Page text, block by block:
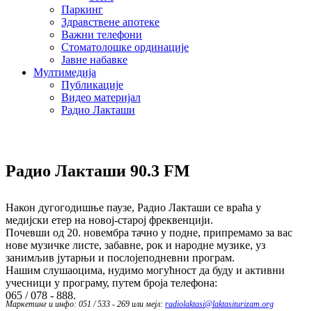
Паркинг
Здравствене апотеке
Важни телефони
Стоматолошке ординације
Јавне набавке
Мултимедија
Публикације
Видео материјал
Радио Лакташи
Радио Лакташи 90.3 FM
Након дугогодишње паузе, Радио Лакташи се враћа у
медијски етер на новој-старој фреквенцији.
Почевши од 20. новембра тачно у подне, припремамо за вас
нове музичке листе, забавне, рок и народне музике, уз
занимљив јутарњи и послојеподневни програм.
Нашим слушаоцима, нудимо могућност да буду и активни
учесници у програму, путем броја телефона:
065 / 078 - 888.
Маркетинг и инфо: 051 / 533 - 269 или мејл: radiolaktasi@laktasiturizam.org